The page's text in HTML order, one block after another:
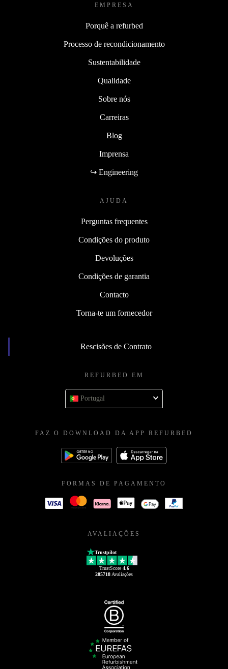
EMPRESA
Porquê a refurbed
Processo de recondicionamento
Sustentabilidade
Qualidade
Sobre nós
Carreiras
Blog
Imprensa
↪ Engineering
AJUDA
Perguntas frequentes
Condições do produto
Devoluções
Condições de garantia
Contacto
Torna-te um fornecedor
Rescisões de Contrato
REFURBED EM
Portugal
FAZ O DOWNLOAD DA APP REFURBED
FORMAS DE PAGAMENTO
AVALIAÇÕES
Trustpilot
TrustScore 4.6
205718 Avaliações